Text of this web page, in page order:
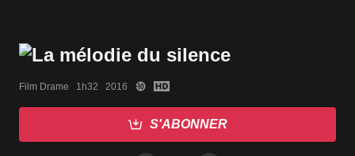
Film Drame   1h32   2016
S'ABONNER